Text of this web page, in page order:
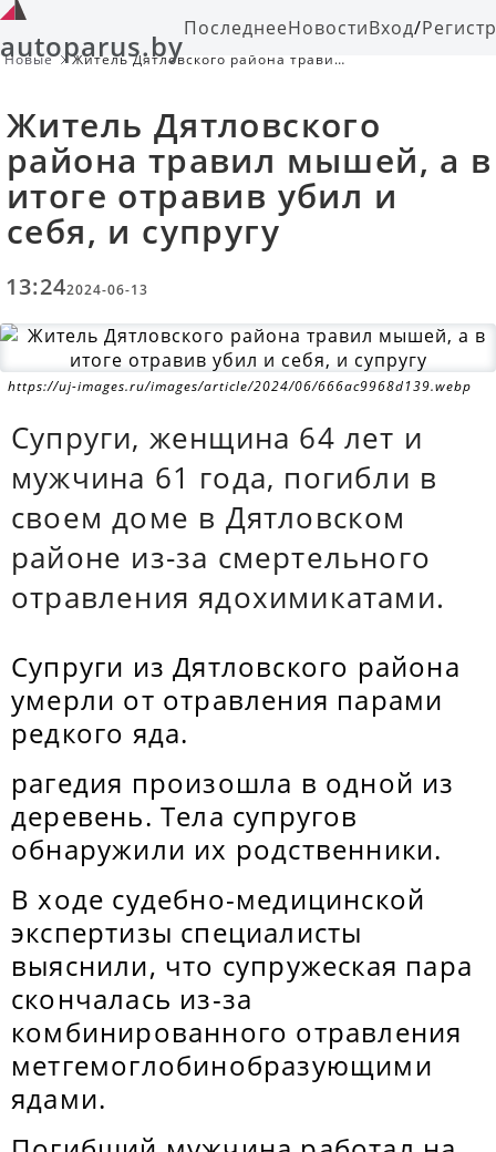
autoparus.byПоследнееНовостиВход/
Новые
Житель Дятловского района травил
Житель Дятловского
района травил мышей, а в
итоге отравив убил и
себя, и супругу
13:242024-06-13
https://uj-images.ru/images/article/2024/06/666ac9968d139.webp
Супруги, женщина 64 лет и
мужчина 61 года, погибли в
своем доме в Дятловском
районе из-за смертельного
отравления ядохимикатами.
Супруги из Дятловского района
умерли от отравления парами
редкого яда.
рагедия произошла в одной из
деревень. Тела супругов
обнаружили их родственники.
В ходе судебно-медицинской
экспертизы специалисты
выяснили, что супружеская пара
скончалась из-за
комбинированного отравления
метгемоглобинобразующими
ядами.